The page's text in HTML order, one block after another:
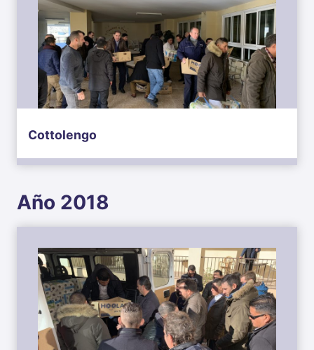
Cottolengo
Año 2018